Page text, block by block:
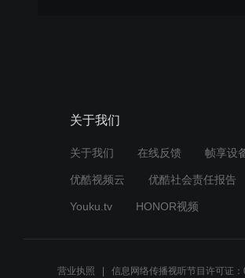
关于我们
关于我们 在线反馈 帧享设
优酷视频云 优酷社会责任报告
Youku.tv HONOR视频
营业执照 信息网络传播视听节目许可证